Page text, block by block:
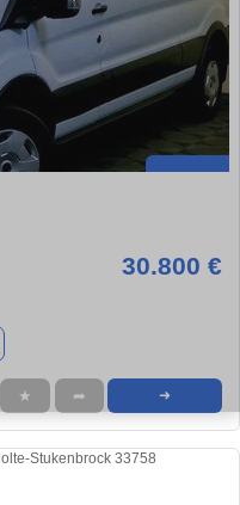
30.800 €
★ ➦ ➜